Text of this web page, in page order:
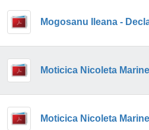
Mogosanu Ileana -
Moticica Nicoleta
Moticica Nicoleta